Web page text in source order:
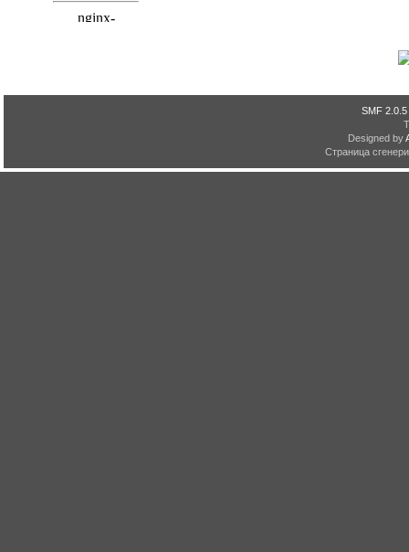
SMF 2.0.5
Designed by
Страница